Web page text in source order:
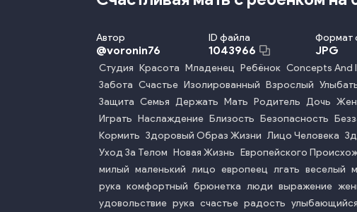
Автор
@voronin76
ID файла
1043966
Формат
JPG
Студия Красота Младенец Ребёнок Concepts And
Забота Счастье Изолированный Взрослый
Защита Семья Держать Мать Родитель Дочь
Играть Наслаждение Близость Безопасность
Кормить Здоровый Образ Жизни Лицо Человека
Уход За Телом Новая Жизнь Европейского
милый маленький лицо европеец лгать веселый
рука комфортный брюнетка люди выражение
удовольствие рука счастье радость улыбающийся